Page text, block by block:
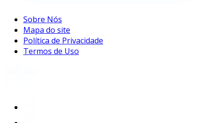
Sobre Nós
Mapa do site
Política de Privacidade
Termos de Uso